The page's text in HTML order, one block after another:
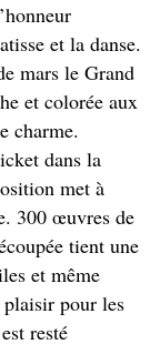
et la danse.
mars le Grand
et colorée aux
charme.
dans la
met à
300 œuvres de
tient une
et même
pour les
resté